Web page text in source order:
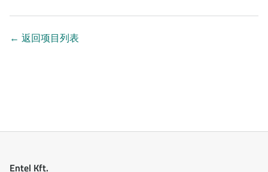
← 返回项目列表
Entel Kft.